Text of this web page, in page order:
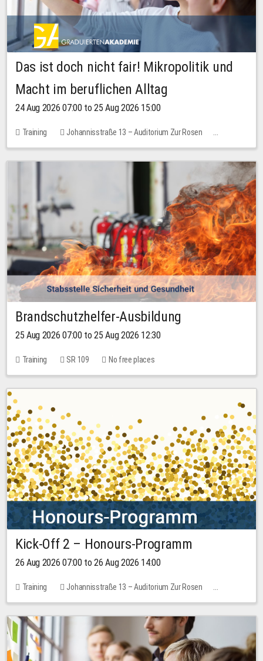
Das ist doch nicht fair! Mikropolitik und
Macht im beruflichen Alltag
24 Aug 2026 07:00 to 25 Aug 2026 15:00
Training
Johannisstraße 13 – Auditorium Zur Rosen
1 place
30.00 EUR
Brandschutzhelfer-Ausbildung
25 Aug 2026 07:00 to 25 Aug 2026 12:30
Training SR 109 No free places
Kick-Off 2 – Honours-Programm
26 Aug 2026 07:00 to 26 Aug 2026 14:00
Training
Johannisstraße 13 – Auditorium Zur Rosen
No free places